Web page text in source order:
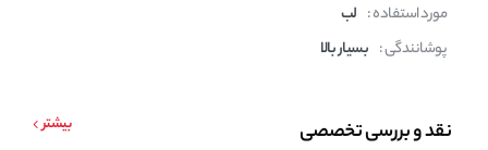
مورد استفاده : لب
پوشانندگی : بسیار بالا
نقد و بررسی تخصصی بیشتر